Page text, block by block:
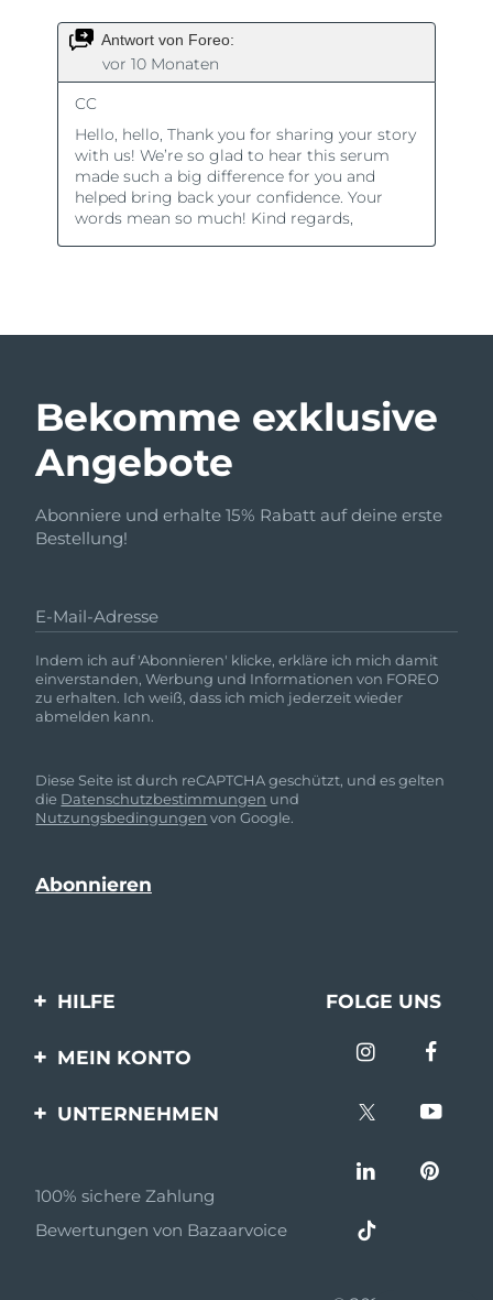
Bekomme exklusive
Angebote
Abonniere und erhalte 15% Rabatt auf deine erste
Bestellung!
E-Mail-Adresse
Indem ich auf 'Abonnieren' klicke, erkläre ich mich damit
einverstanden, Werbung und Informationen von FOREO
zu erhalten. Ich weiß, dass ich mich jederzeit wieder
abmelden kann.
Diese Seite ist durch reCAPTCHA geschützt, und es gelten
die Datenschutzbestimmungen und
Nutzungsbedingungen von Google.
HILFE
Kontaktiere uns
FOLGE UNS
MEIN KONTO
UNTERNEHMEN
Partnerprogramm
Partner Nachrichten
100% sichere Zahlung
Bewertungen von Bazaarvoice